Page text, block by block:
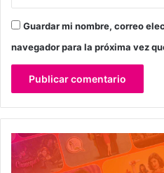
Guardar mi nombre, correo
navegador para la próxima vez